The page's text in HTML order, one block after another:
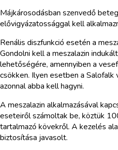
Májkárosodásban szenvedő
elővigyázatossággal kell
Renális diszfunkció esetén a
Gondolni kell a meszalazin
lehetőségére, amennyiben a
csökken. Ilyen esetben a Salofalk
azonnal abba kell hagyni.
A meszalazin alkalmazásával
eseteiről számoltak be, köztük
tartalmazó kövekről. A kezelés
biztosítása javasolt.